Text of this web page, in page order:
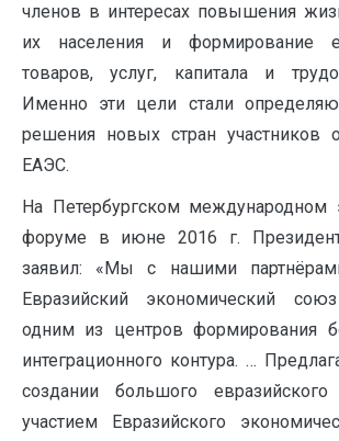
членов в интересах повышения
их населения и формирование
товаров, услуг, капитала и
Именно эти цели стали
решения новых стран участников
ЕАЭС.
На Петербургском международном
форуме в июне 2016 г.
заявил: «Мы с нашими
Евразийский экономический
одним из центров формирования
интеграционного контура. …
создании большого евразийского
участием Евразийского